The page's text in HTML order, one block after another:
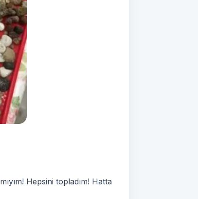
Hepsini topladım! Hatta